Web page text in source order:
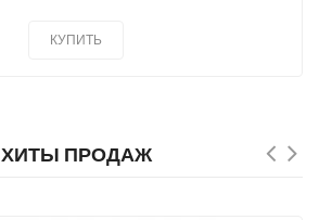
КУПИТЬ
ХИТЫ ПРОДАЖ